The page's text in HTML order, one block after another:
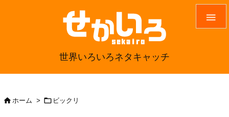
世界いろいろネタキャッチ

ホーム >  ビックリ